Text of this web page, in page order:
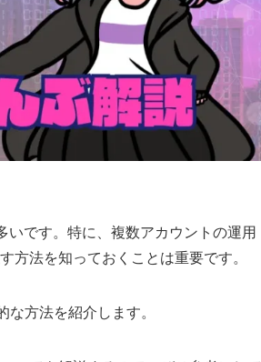
です。特に、複数アカウントの運用
法を知っておくことは重要です。
方法を紹介します。